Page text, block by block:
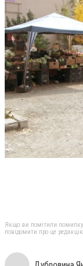
Якщо ви помітили помилку,
повідомити про це